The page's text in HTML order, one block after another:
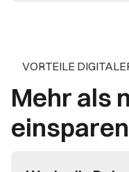
VORTEILE
Mehr als
einsparen